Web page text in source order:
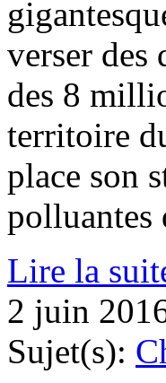
verser des
des 8
territoire
place son
polluantes
Lire la
2 juin
Sujet(s):